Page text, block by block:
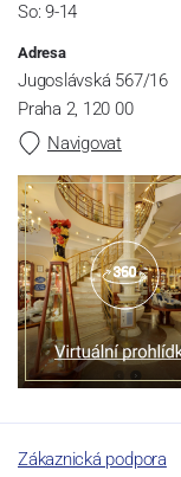
So: 9-14
Adresa
Jugoslávská 567/16
Praha 2, 120 00
Navigovat
Zákaznická podpora